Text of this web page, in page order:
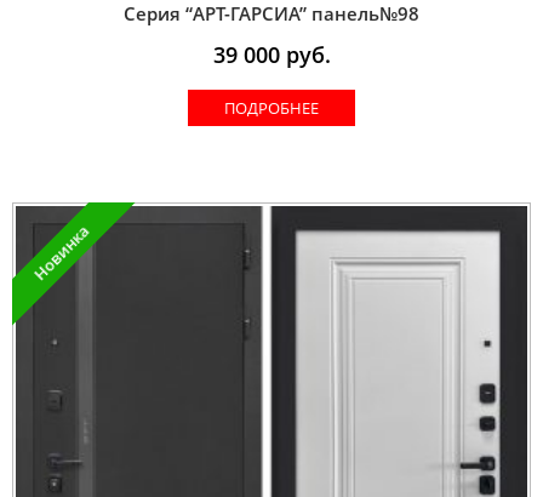
Серия “AРT-ГАРСИА” панель№98
39 000руб.
ПОДРОБНЕЕ
Новинка